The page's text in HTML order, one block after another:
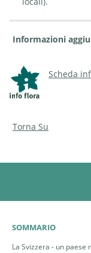
Informazioni
Scheda
Torna Su
SOMMARIO
La Svizzera - un paese